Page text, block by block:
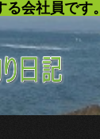
会社員です。